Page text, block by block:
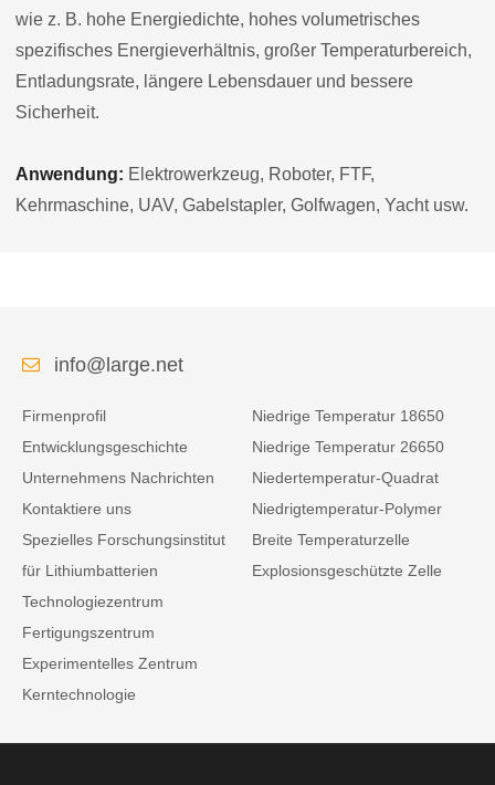
wie z. B. hohe Energiedichte, hohes volumetrisches
spezifisches Energieverhältnis, großer Temperaturbereich,
Entladungsrate, längere Lebensdauer und bessere
Sicherheit.
Anwendung: Elektrowerkzeug, Roboter, FTF,
Kehrmaschine, UAV, Gabelstapler, Golfwagen, Yacht usw.
info@large.net
Firmenprofil
Entwicklungsgeschichte
Unternehmens Nachrichten
Kontaktiere uns
Spezielles Forschungsinstitut
für Lithiumbatterien
Technologiezentrum
Fertigungszentrum
Experimentelles Zentrum
Kerntechnologie
Niedrige Temperatur 18650
Niedrige Temperatur 26650
Niedertemperatur-Quadrat
Niedrigtemperatur-Polymer
Breite Temperaturzelle
Explosionsgeschützte Zelle